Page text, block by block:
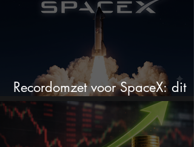
Recordomzet voor SpaceX: dit
moet je weten